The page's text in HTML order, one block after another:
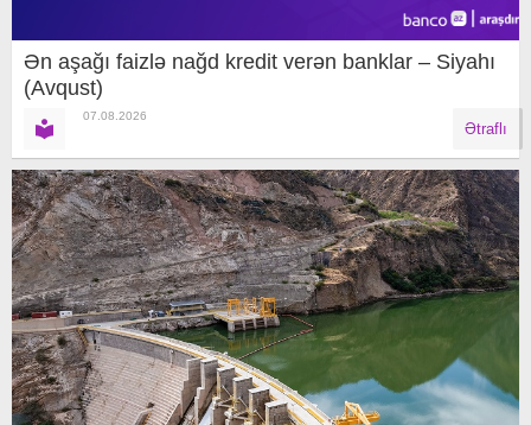
Ən aşağı faizlə nağd kredit verən banklar – Siyahı
(Avqust)
07.08.2026
Ətraflı